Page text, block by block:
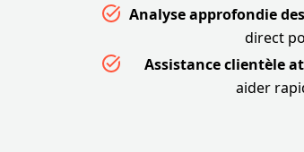
Analyse approfondie
direct
Assistance clientèle
aider